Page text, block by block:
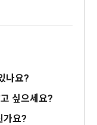
나요?
싶으세요?
가요?